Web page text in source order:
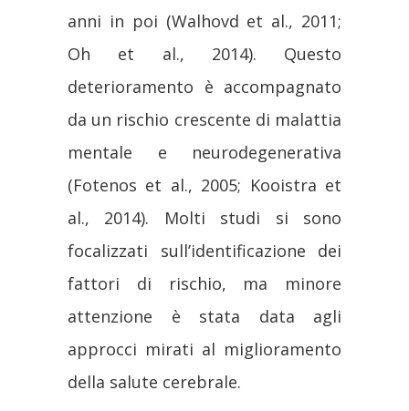
anni in poi (Walhovd et al., 2011;
Oh et al., 2014). Questo
deterioramento è accompagnato
da un rischio crescente di malattia
mentale e neurodegenerativa
(Fotenos et al., 2005; Kooistra et
al., 2014). Molti studi si sono
focalizzati sull’identificazione dei
fattori di rischio, ma minore
attenzione è stata data agli
approcci mirati al miglioramento
della salute cerebrale.